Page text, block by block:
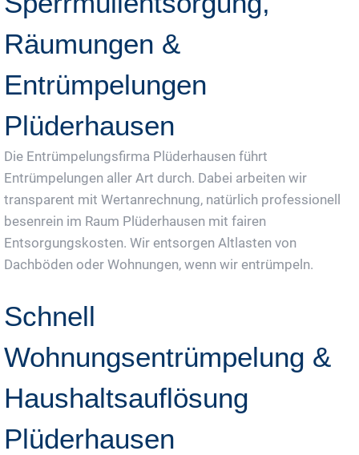
Räumungen &
Entrümpelungen
Plüderhausen
Die Entrümpelungsfirma Plüderhausen führt
Entrümpelungen aller Art durch. Dabei arbeiten wir
transparent mit Wertanrechnung, natürlich professionell
besenrein im Raum Plüderhausen mit fairen
Entsorgungskosten. Wir entsorgen Altlasten von
Dachböden oder Wohnungen, wenn wir entrümpeln.
Schnell
Wohnungsentrümpelung &
Haushaltsauflösung
Plüderhausen